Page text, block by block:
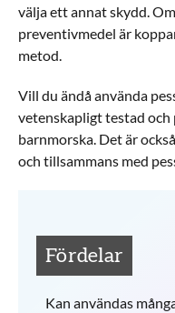
välja ett annat skydd.
preventivmedel är
metod.
Vill du ändå använda
vetenskapligt testad och
barnmorska. Det är
och tillsammans med
Fördelar
Kan användas